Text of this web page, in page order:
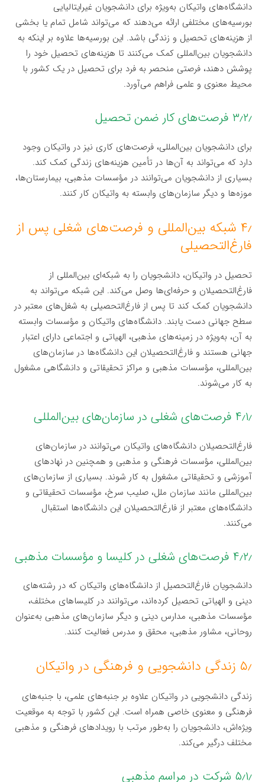
دانشگاه‌های واتیکان به‌ویژه برای دانشجویان غیرایتالیایی
بورسیه‌های مختلفی ارائه می‌دهند که می‌تواند شامل تمام یا بخشی
از هزینه‌های تحصیل و زندگی باشد. این بورسیه‌ها علاوه بر اینکه به
دانشجویان بین‌المللی کمک می‌کنند تا هزینه‌های تحصیل خود را
پوشش دهند، فرصتی منحصر به فرد برای تحصیل در یک کشور با
محیط معنوی و علمی فراهم می‌آورد.
۳٫۲٫ فرصت‌های کار ضمن تحصیل
برای دانشجویان بین‌المللی، فرصت‌های کاری نیز در واتیکان وجود
دارد که می‌تواند به آن‌ها در تأمین هزینه‌های زندگی کمک کند.
بسیاری از دانشجویان می‌توانند در مؤسسات مذهبی، بیمارستان‌ها،
موزه‌ها و دیگر سازمان‌های وابسته به واتیکان کار کنند.
۴٫ شبکه بین‌المللی و فرصت‌های شغلی پس از
فارغ‌التحصیلی
تحصیل در واتیکان، دانشجویان را به شبکه‌ای بین‌المللی از
فارغ‌التحصیلان و حرفه‌ای‌ها وصل می‌کند. این شبکه می‌تواند به
دانشجویان کمک کند تا پس از فارغ‌التحصیلی به شغل‌های معتبر در
سطح جهانی دست یابند. دانشگاه‌های واتیکان و مؤسسات وابسته
به آن، به‌ویژه در زمینه‌های مذهبی، الهیاتی و اجتماعی دارای اعتبار
جهانی هستند و فارغ‌التحصیلان این دانشگاه‌ها در سازمان‌های
بین‌المللی، مؤسسات مذهبی و مراکز تحقیقاتی و دانشگاهی مشغول
به کار می‌شوند.
۴٫۱٫ فرصت‌های شغلی در سازمان‌های بین‌المللی
فارغ‌التحصیلان دانشگاه‌های واتیکان می‌توانند در سازمان‌های
بین‌المللی، مؤسسات فرهنگی و مذهبی و همچنین در نهادهای
آموزشی و تحقیقاتی مشغول به کار شوند. بسیاری از سازمان‌های
بین‌المللی مانند سازمان ملل، صلیب سرخ، مؤسسات تحقیقاتی و
دانشگاه‌های معتبر از فارغ‌التحصیلان این دانشگاه‌ها استقبال
می‌کنند.
۴٫۲٫ فرصت‌های شغلی در کلیسا و مؤسسات مذهبی
دانشجویان فارغ‌التحصیل از دانشگاه‌های واتیکان که در رشته‌های
دینی و الهیاتی تحصیل کرده‌اند، می‌توانند در کلیساهای مختلف،
مؤسسات مذهبی، مدارس دینی و دیگر سازمان‌های مذهبی به‌عنوان
روحانی، مشاور مذهبی، محقق و مدرس فعالیت کنند.
۵٫ زندگی دانشجویی و فرهنگی در واتیکان
زندگی دانشجویی در واتیکان علاوه بر جنبه‌های علمی، با جنبه‌های
فرهنگی و معنوی خاصی همراه است. این کشور با توجه به موقعیت
ویژه‌اش، دانشجویان را به‌طور مرتب با رویدادهای فرهنگی و مذهبی
مختلف درگیر می‌کند.
۵٫۱٫ شرکت در مراسم مذهبی